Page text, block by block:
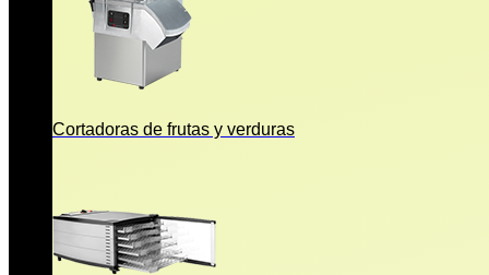
Cortadoras de frutas y verduras